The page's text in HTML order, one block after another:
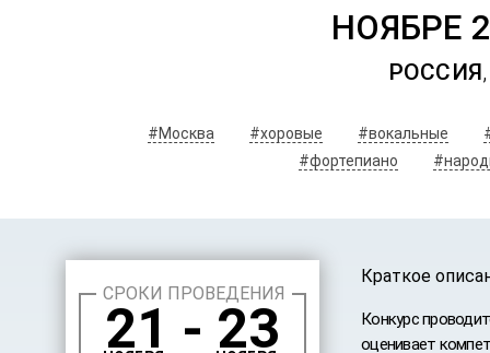
НОЯБРЕ
РОССИЯ
#Москва #хоровые #вокальные
#фортепиано
СРОКИ ПРОВЕДЕНИЯ
21 - 23
Краткое
Конкурс
оценивает